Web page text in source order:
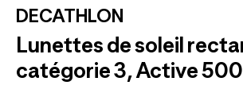
DECATHLON
Lunettes de soleil
catégorie 3, Active 500